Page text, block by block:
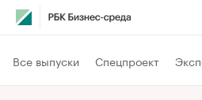
Все выпуски Спецпроект